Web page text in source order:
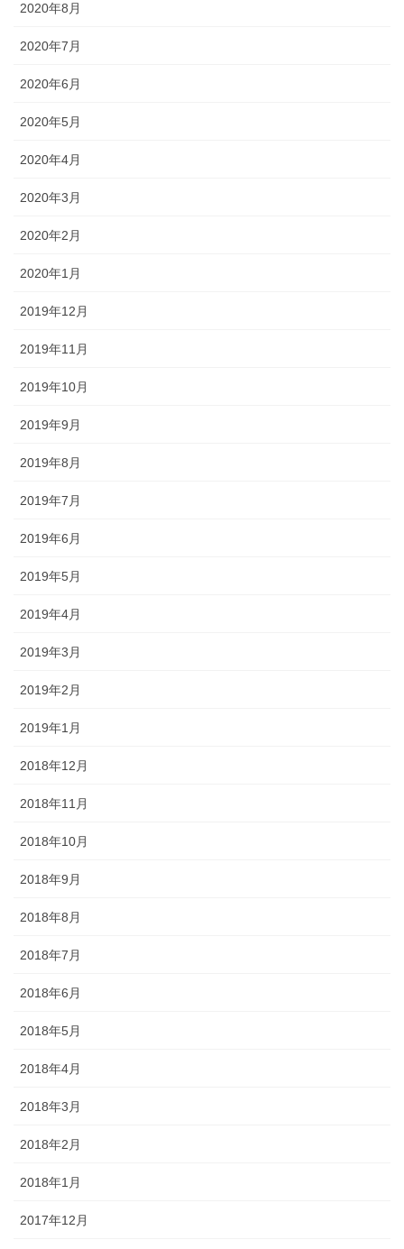
2020年8月
2020年7月
2020年6月
2020年5月
2020年4月
2020年3月
2020年2月
2020年1月
2019年12月
2019年11月
2019年10月
2019年9月
2019年8月
2019年7月
2019年6月
2019年5月
2019年4月
2019年3月
2019年2月
2019年1月
2018年12月
2018年11月
2018年10月
2018年9月
2018年8月
2018年7月
2018年6月
2018年5月
2018年4月
2018年3月
2018年2月
2018年1月
2017年12月